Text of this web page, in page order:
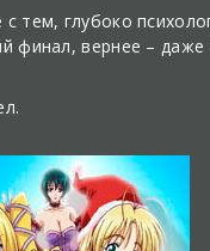
тем, глубоко
финал, вернее –